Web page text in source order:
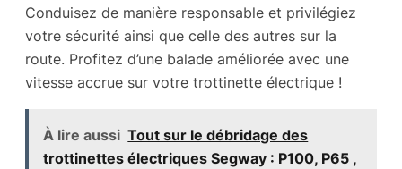
Conduisez de manière responsable et privilégiez
votre sécurité ainsi que celle des autres sur la
route. Profitez d’une balade améliorée avec une
vitesse accrue sur votre trottinette électrique !
À lire aussi Tout sur le débridage des
trottinettes électriques Segway : P100, P65 ,